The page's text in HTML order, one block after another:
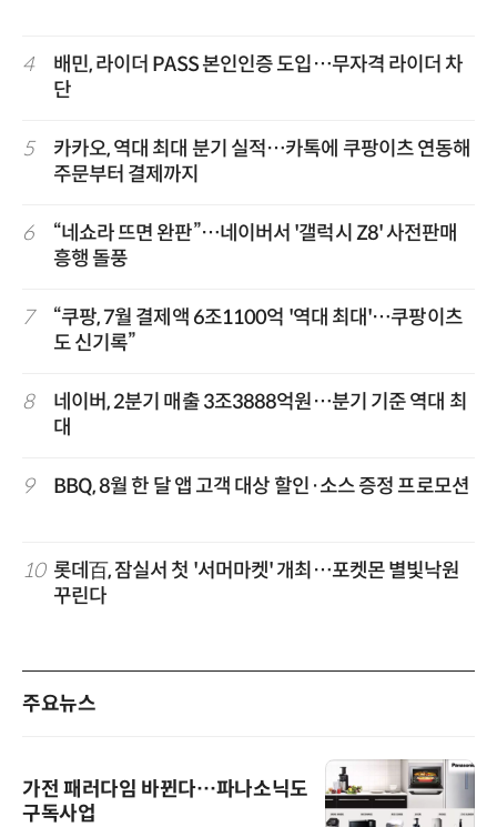
4
배민, 라이더 PASS 본인인증 도입…무자격 라이더 차
단
5
카카오, 역대 최대 분기 실적…카톡에 쿠팡이츠 연동해
주문부터 결제까지
6
“네쇼라 뜨면 완판”…네이버서 '갤럭시 Z8' 사전판매
흥행 돌풍
7
“쿠팡, 7월 결제액 6조1100억 '역대 최대'…쿠팡이츠
도 신기록”
8
네이버, 2분기 매출 3조3888억원…분기 기준 역대 최
대
9 BBQ, 8월 한 달 앱 고객 대상 할인·소스 증정 프로모션
10 롯데百, 잠실서 첫 '서머마켓' 개최…포켓몬 별빛낙원
꾸린다
주요뉴스
가전 패러다임 바뀐다…파나소닉도
구독사업